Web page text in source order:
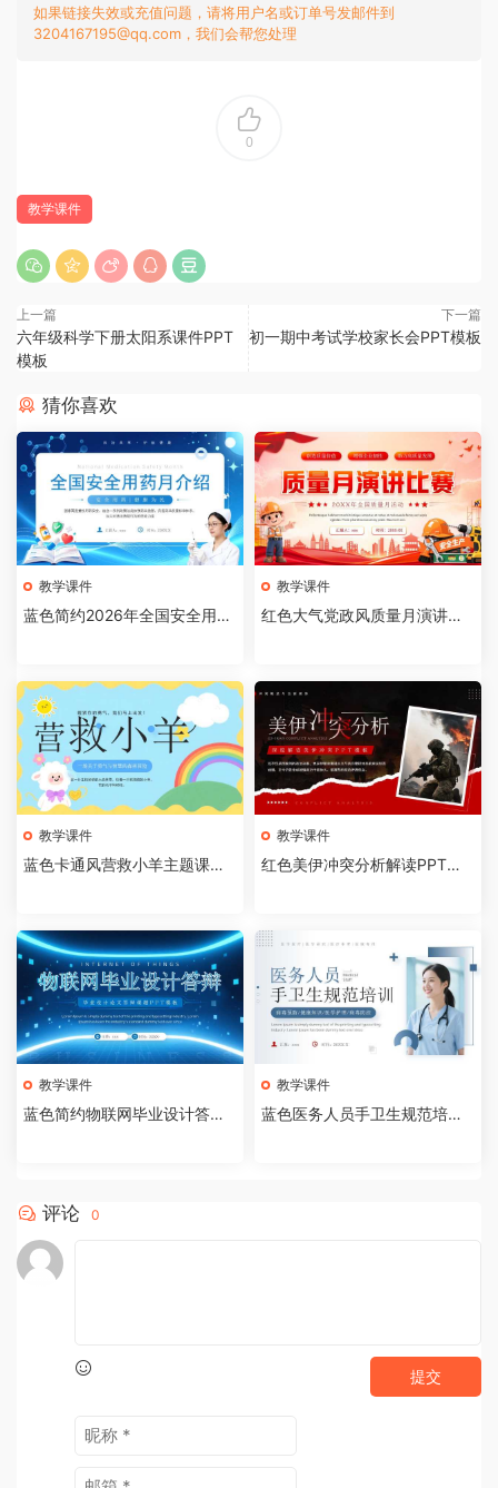
如果链接失效或充值问题，请将用户名或订单号发邮件到
3204167195@qq.com，我们会帮您处理
0
教学课件
上一篇
六年级科学下册太阳系课件PPT
模板
下一篇
初一期中考试学校家长会PPT模板
猜你喜欢
教学课件
蓝色简约2026年全国安全用药
教学课件
红色大气党政风质量月演讲比
教学课件
蓝色卡通风营救小羊主题课件P
教学课件
红色美伊冲突分析解读PPT模
教学课件
蓝色简约物联网毕业设计答辩P
教学课件
蓝色医务人员手卫生规范培训
评论 0
提交